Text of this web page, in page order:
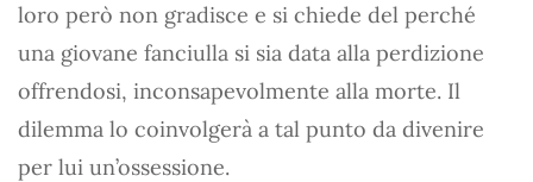
loro però non gradisce e si chiede del perché
una giovane fanciulla si sia data alla perdizione
offrendosi, inconsapevolmente alla morte. Il
dilemma lo coinvolgerà a tal punto da divenire
per lui un’ossessione.